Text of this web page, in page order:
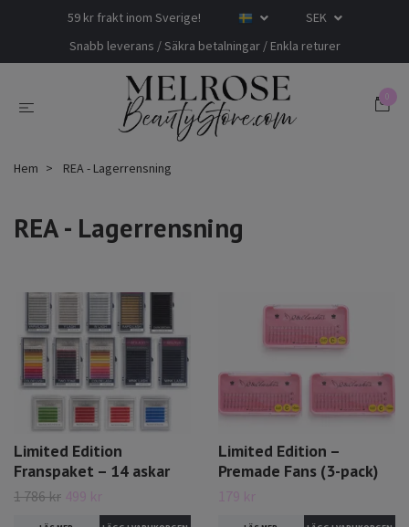
59 kr frakt inom Sverige!
SEK
Snabb leverans / Säkra betalningar / Enkla returer
0
Hem REA - Lagerrensning
REA - Lagerrensning
Limited Edition
Franspaket – 14 askar
1 786 kr 499 kr
Limited Edition –
Premade Fans (3-pack)
179 kr